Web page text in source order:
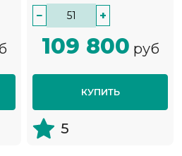
− +
109 800 руб
КУПИТЬ
5